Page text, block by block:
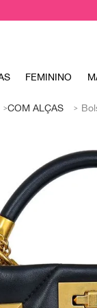
FEMININO
COM ALÇAS